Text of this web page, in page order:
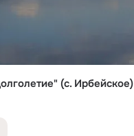
(с. Ирбейское)